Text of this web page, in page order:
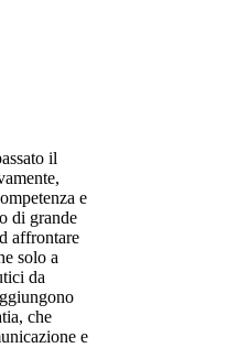
il
e
di grande
affrontare
solo a
da
che
e